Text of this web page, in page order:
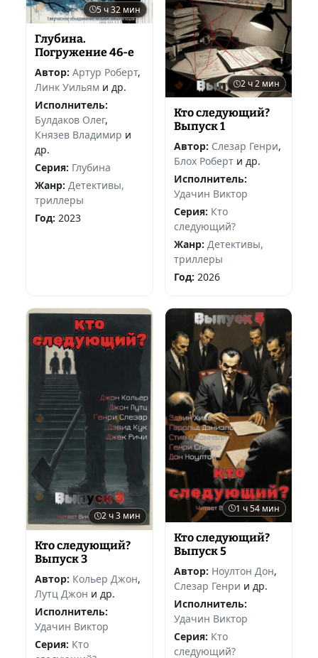
5 ч 32 мин
Глубина.
Погружение 46-е
Автор: Артур Роберт,
Линк Уильям и др.
Исполнитель:
Булдаков Олег,
Князев Владимир и
др.
Серия: Глубина
Жанр: Детективы,
триллеры
Год: 2023
2 ч 2 мин
Кто следующий?
Выпуск 1
Автор: Слезар Генри,
Блох Роберт и др.
Исполнитель:
Удачин Виктор
Серия: Кто
следующий?
Жанр: Детективы,
триллеры
Год: 2026
2 ч 3 мин
Кто следующий?
Выпуск 3
Автор: Кольер Джон,
Лутц Джон и др.
Исполнитель:
Удачин Виктор
Серия: Кто
1 ч 54 мин
Кто следующий?
Выпуск 5
Автор: Ноултон Дон,
Слезар Генри и др.
Исполнитель:
Удачин Виктор
Серия: Кто
следующий?